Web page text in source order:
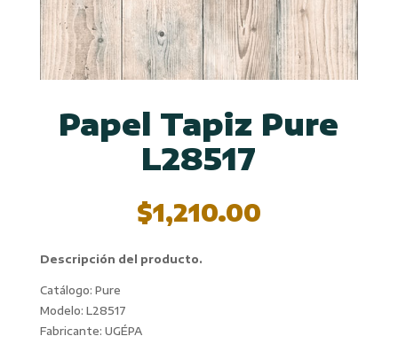
Papel Tapiz Pure
L28517
$1,210.00
Descripción del producto.
Catálogo: Pure
Modelo: L28517
Fabricante: UGÉPA